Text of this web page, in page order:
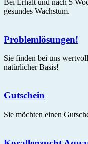
Bei Erhalt und nach 5
gesundes Wachstum.
Problemlösungen!
Sie finden bei uns
natürlicher Basis!
Gutschein
Sie möchten einen